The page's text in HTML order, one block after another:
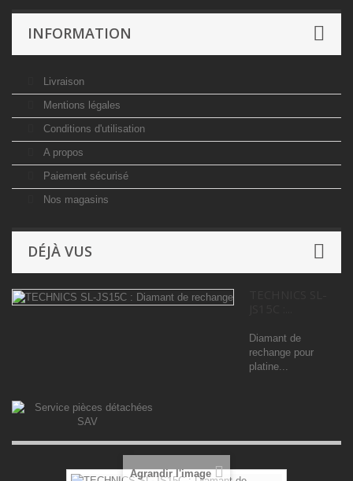
INFORMATION
Livraison
Mentions légales
Conditions d'utilisation
A propos
Paiement sécurisé
Nos magasins
DÉJÀ VUS
Diamant de
rechange pour
platine...
Agrandir l'image